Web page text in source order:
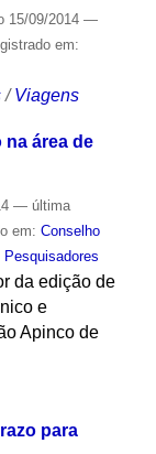
15/09/2014 —
em:
/Viagens
área de
— última
em: Conselho
Pesquisadores
da edição de
e
Apinco de
para